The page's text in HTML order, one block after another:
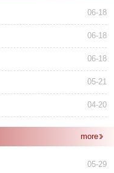
06-18
06-18
06-18
05-21
04-20
more
05-29